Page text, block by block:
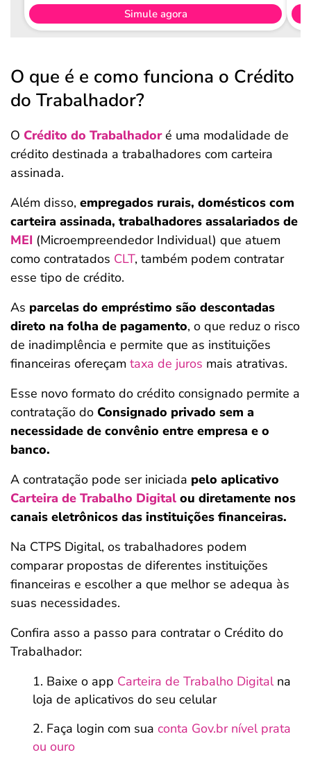
Simule agora
O que é e como funciona o Crédito
do Trabalhador?
O Crédito do Trabalhadoré uma modalidade de
crédito destinada a trabalhadores com carteira
assinada.
Além disso, empregados rurais, domésticos com
carteira assinada, trabalhadores assalariados de
MEI (Microempreendedor Individual) que atuem
como contratados CLT, também podem contratar
esse tipo de crédito.
As parcelas do empréstimo são descontadas
direto na folha de pagamento, o que reduz o risco
de inadimplência e permite que as instituições
financeiras ofereçam taxa de juros mais atrativas.
Esse novo formato do crédito consignado permite a
contratação do Consignado privado sem a
necessidade de convênio entre empresa e o
banco.
A contratação pode ser iniciada pelo aplicativo
Carteira de Trabalho Digital ou diretamente nos
canais eletrônicos das instituições financeiras.
Na CTPS Digital, os trabalhadores podem
comparar propostas de diferentes instituições
financeiras e escolher a que melhor se adequa às
suas necessidades. ​
Confira asso a passo para contratar o Crédito do
Trabalhador:
Baixe o app Carteira de Trabalho Digitalna
loja de aplicativos do seu celular
Faça login com sua conta Gov.br nível prata
ou ouro